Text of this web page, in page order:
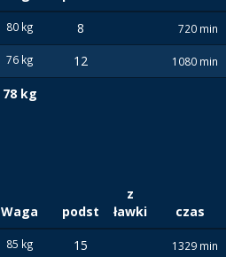
80 kg 8 720 min
76 kg 12 1080 min
78 kg
Waga podst
z
ławki
czas
85 kg 15 1329 min